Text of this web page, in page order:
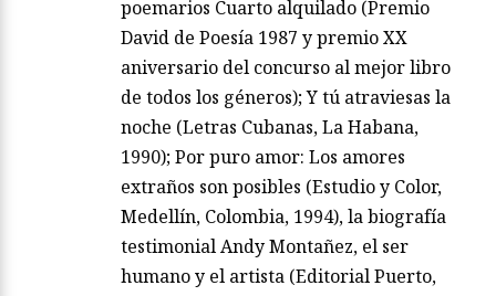
poemarios Cuarto alquilado (Premio
David de Poesía 1987 y premio XX
aniversario del concurso al mejor libro
de todos los géneros); Y tú atraviesas la
noche (Letras Cubanas, La Habana,
1990); Por puro amor: Los amores
extraños son posibles (Estudio y Color,
Medellín, Colombia, 1994), la biografía
testimonial Andy Montañez, el ser
humano y el artista (Editorial Puerto,